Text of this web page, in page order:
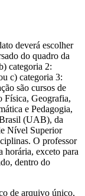
deverá escolher
do quadro da
categoria 2:
c) categoria 3:
são cursos de
Física, Geografia,
e Pedagogia,
(UAB), da
Nível Superior
O professor
horária, exceto para
dentro do
de arquivo único,